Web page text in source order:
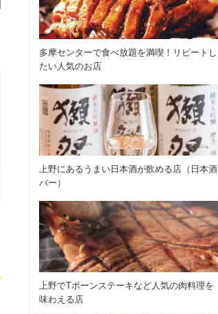
多摩センターで食べ放題を満喫！リピートし
たい人気のお店
上野にあるうまい日本酒が飲める店（日本酒
バー）
上野でTボーンステーキなど人気の肉料理を
味わえる店